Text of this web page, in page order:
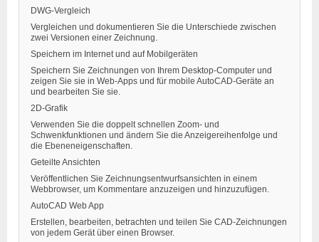
DWG-Vergleich
Vergleichen und dokumentieren Sie die Unterschiede zwischen
zwei Versionen einer Zeichnung.
Speichern im Internet und auf Mobilgeräten
Speichern Sie Zeichnungen von Ihrem Desktop-Computer und
zeigen Sie sie in Web-Apps und für mobile AutoCAD-Geräte an
und bearbeiten Sie sie.
2D-Grafik
Verwenden Sie die doppelt schnellen Zoom- und
Schwenkfunktionen und ändern Sie die Anzeigereihenfolge und
die Ebeneneigenschaften.
Geteilte Ansichten
Veröffentlichen Sie Zeichnungsentwurfsansichten in einem
Webbrowser, um Kommentare anzuzeigen und hinzuzufügen.
AutoCAD Web App
Erstellen, bearbeiten, betrachten und teilen Sie CAD-Zeichnungen
von jedem Gerät über einen Browser.